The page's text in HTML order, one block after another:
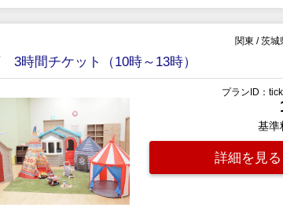
関東 / 茨城
3時間チケット（10時～13時）
プランID：
基準
詳細を見る